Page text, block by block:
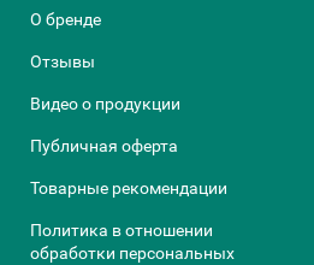
О бренде
Отзывы
Видео о продукции
Публичная оферта
Товарные рекомендации
Политика в отношении
обработки персональных